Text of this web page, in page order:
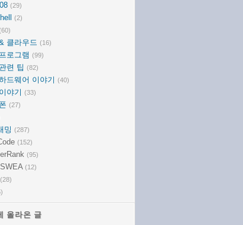
(29)
(2)
클라우드 (16)
로그램 (99)
련 팁 (82)
드웨어 이야기 (40)
야기 (33)
(27)
밍 (287)
(152)
(95)
(12)
(28)
올라온 글
올라온 글